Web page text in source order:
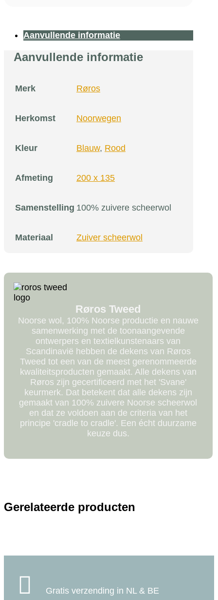
Aanvullende informatie
Aanvullende informatie
Merk Røros
Herkomst Noorwegen
Kleur Blauw, Rood
Afmeting 200 x 135
Samenstelling 100% zuivere scheerwol
Materiaal Zuiver scheerwol
Røros Tweed
Noorse wol, 100% Noorse productie en nauwe
samenwerking met de toonaangevende
ontwerpers en textielkunstenaars van
Scandinavië hebben de dekens van Røros
Tweed tot een van de meest gerenommeerde
kwaliteitsproducten gemaakt. Alle dekens van
Røros zijn gecertificeerd met het 'Svane'
keurmerk. Dat betekent dat alle dekens zijn
gemaakt van 100% zuivere Noorse scheerwol
en dat ze voldoen aan de criteria van het
principe 'cradle to cradle'. Een écht duurzame
keuze dus.
Gerelateerde producten
 Gratis verzending in NL & BE